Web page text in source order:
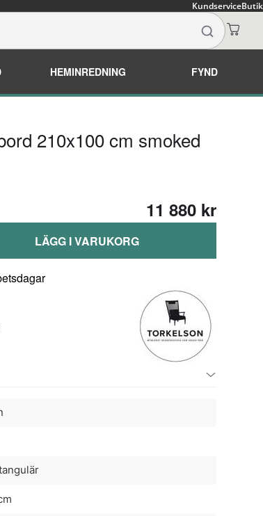
KundserviceButik
HEMINREDNING FYND
210x100 cm smoked
11 880 kr
LÄGG I VARUKORG